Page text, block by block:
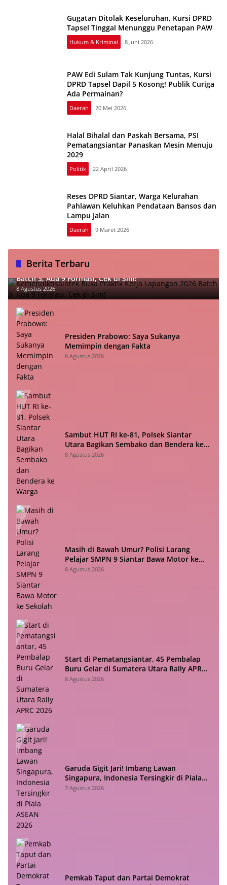
Gugatan Ditolak Keseluruhan, Kursi DPRD
Tapsel Tinggal Menunggu Penetapan PAW
Hukum & Kriminal 8 Juni 2026
PAW Edi Sulam Tak Kunjung Tuntas, Kursi
DPRD Tapsel Dapil 5 Kosong! Publik Curiga
Ada Permainan?
Daerah 20 Mei 2026
Halal Bihalal dan Paskah Bersama, PSI
Pematangsiantar Panaskan Mesin Menuju
2029
Politik 22 April 2026
Reses DPRD Siantar, Warga Kelurahan
Pahlawan Keluhkan Pendataan Bansos dan
Lampu Jalan
Daerah 9 Maret 2026
Berita Terbaru
Kemendiktisaintek Buka Praktik Kerja Lapangan 2026
Batch 3, Ada 9 Formasi, Cek di Sini!
8 Agustus 2026
Presiden Prabowo: Saya Sukanya
Memimpin dengan Fakta
8 Agustus 2026
Sambut HUT RI ke-81, Polsek Siantar
Utara Bagikan Sembako dan Bendera ke
Warga
8 Agustus 2026
Masih di Bawah Umur? Polisi Larang
Pelajar SMPN 9 Siantar Bawa Motor ke
Sekolah
8 Agustus 2026
Start di Pematangsiantar, 45 Pembalap
Buru Gelar di Sumatera Utara Rally APRC
2026
8 Agustus 2026
Garuda Gigit Jari! Imbang Lawan
Singapura, Indonesia Tersingkir di Piala
ASEAN 2026
7 Agustus 2026
Pemkab Taput dan Partai Demokrat